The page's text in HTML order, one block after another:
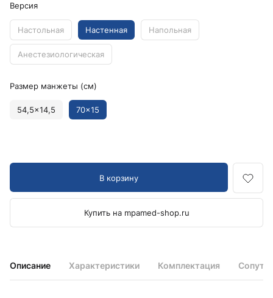
Описание Характеристики Комплектация
Версия
Настольная Настенная Напольная
Анестезиологическая
Размер манжеты (см)
54,5x14,5 70x15
В корзину
Купить на mpamed-shop.ru